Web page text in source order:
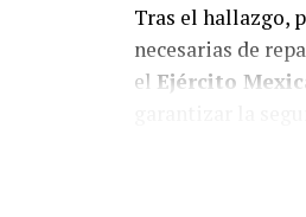
Tras el hallazgo,
necesarias de
el Ejército
mantienen las